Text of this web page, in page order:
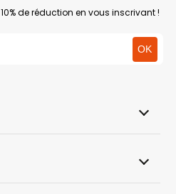
de réduction en vous inscrivant !